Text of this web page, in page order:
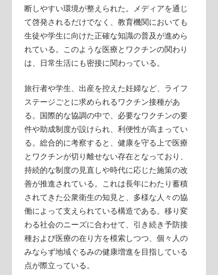
断しやすい環境が整えられた。メディアを通じ
て啓発されるだけでなく、教育機関においても
生徒や学生に向けた正確な知識の普及が進めら
れている。このような医療とワクチンの関わり
は、日常生活にも密接に関わっている。
旅行者や学生、出産を控えた妊婦など、ライフ
ステージごとに求められるワクチン接種があ
る。国際的な協調の中で、必要なワクチンの要
件や助成制度が設けられ、利便性が高まってい
る。総合的に考察すると、健康を守る上で医療
とワクチンが切り離せない存在となっており、
持続的な制度の見直しや時代に応じた施策の改
善が推進されている。これは長年にわたり蓄積
されてきた公衆衛生の知見と、多様な人々の協
働によって支えられている構造である。移り変
わる社会のニーズに合わせて、引き続き予防接
種および医療の在り方を模索しつつ、個々人の
みならず地域ぐるみの健康増進を目指している
点が際立っている。